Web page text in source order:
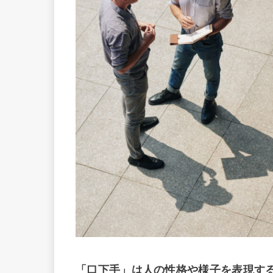
「口下手」は人の性格や様子を表現す